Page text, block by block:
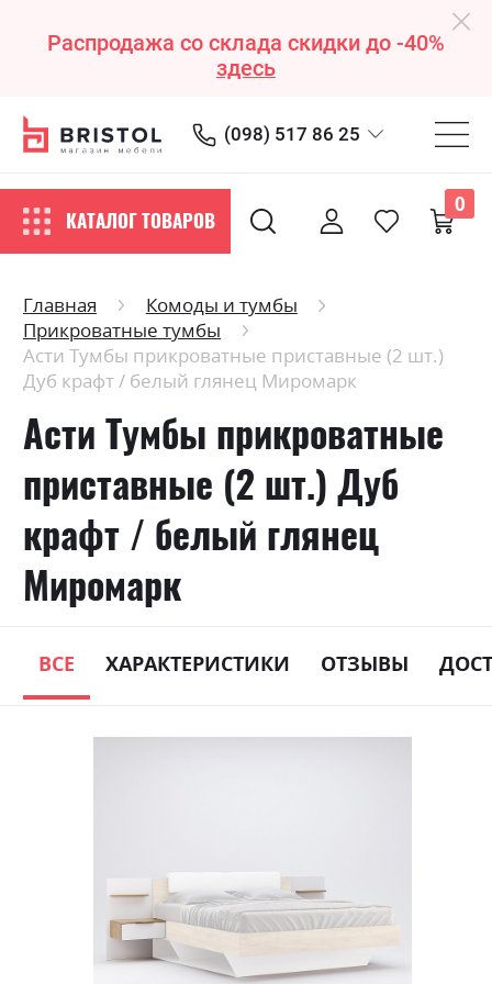
Распродажа со склада скидки до -40%
здесь
(098) 517 86 25
КАТАЛОГ ТОВАРОВ
0
Главная
Комоды и тумбы
Прикроватные тумбы
Асти Тумбы прикроватные приставные (2 шт.)
Дуб крафт / белый глянец Миромарк
Асти Тумбы прикроватные
приставные (2 шт.) Дуб
крафт / белый глянец
Миромарк
ВСЕ ХАРАКТЕРИСТИКИ ОТЗЫВЫ